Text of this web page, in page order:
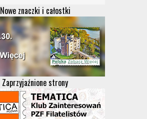
Nowe znaczki i całostki
Zaprzyjaźnione strony